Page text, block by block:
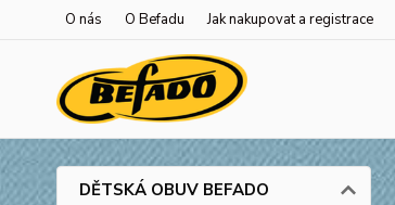
O nás O Befadu Jak nakupovat a registrace
DĚTSKÁ OBUV BEFADO